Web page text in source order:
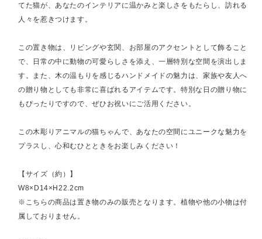
てた猫が、あなたのインテリアに温かみと楽しさをもたらし、訪れる
人々を惹きつけます。
この置き物は、リビングや玄関、お部屋のアクセントとして飾ること
で、日常の中に動物の可愛らしさを添え、一層特別な空間を演出しま
す。また、木の温もりを感じるハンドメイドの魅力は、家族や友人へ
の贈り物としても非常に喜ばれるアイテムです。特別な日の贈り物に
もぴったりですので、ぜひお祝いにご活用ください。
この木彫りアニマルの猫ちゃんで、あなたの空間にユニークな魅力を
プラスし、心和むひとときをお楽しみください！
【サイズ（約）】
W8×D14×H22.2cm
※こちらの商品は置き物のみの販売となります。植物や他の小物は付
属しておりません。